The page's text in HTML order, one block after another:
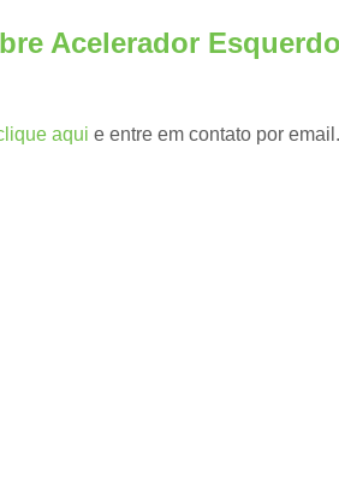
Kit
Acelerador
aqui e entre em contato por email.